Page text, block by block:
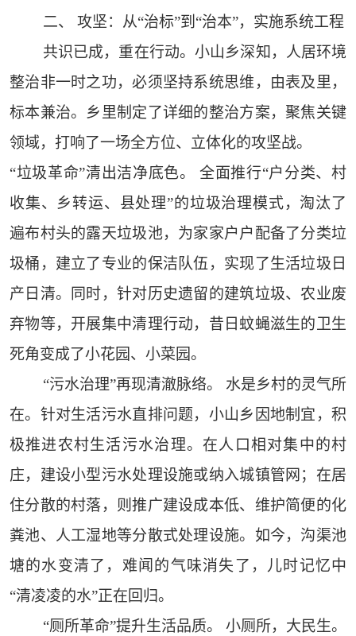
二、 攻坚：从“治标”到“治本”，实施系统工程
共识已成，重在行动。小山乡深知，人居环境
整治非一时之功，必须坚持系统思维，由表及里，
标本兼治。乡里制定了详细的整治方案，聚焦关键
领域，打响了一场全方位、立体化的攻坚战。
“垃圾革命”清出洁净底色。 全面推行“户分类、村
收集、乡转运、县处理”的垃圾治理模式，淘汰了
遍布村头的露天垃圾池，为家家户户配备了分类垃
圾桶，建立了专业的保洁队伍，实现了生活垃圾日
产日清。同时，针对历史遗留的建筑垃圾、农业废
弃物等，开展集中清理行动，昔日蚊蝇滋生的卫生
死角变成了小花园、小菜园。
“污水治理”再现清澈脉络。 水是乡村的灵气所
在。针对生活污水直排问题，小山乡因地制宜，积
极推进农村生活污水治理。在人口相对集中的村
庄，建设小型污水处理设施或纳入城镇管网；在居
住分散的村落，则推广建设成本低、维护简便的化
粪池、人工湿地等分散式处理设施。如今，沟渠池
塘的水变清了，难闻的气味消失了，儿时记忆中
“清凌凌的水”正在回归。
“厕所革命”提升生活品质。 小厕所，大民生。